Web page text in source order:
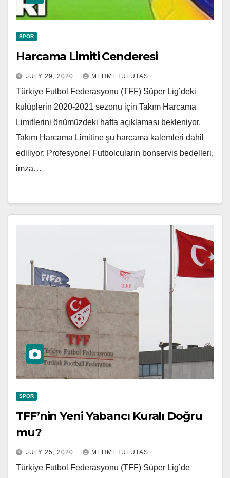
SPOR
Harcama Limiti Cenderesi
JULY 29, 2020 MEHMETULUTAS
Türkiye Futbol Federasyonu (TFF) Süper Lig’deki
kulüplerin 2020-2021 sezonu için Takım Harcama
Limitlerini önümüzdeki hafta açıklaması bekleniyor.
Takım Harcama Limitine şu harcama kalemleri dahil
ediliyor: Profesyonel Futbolcuların bonservis bedelleri,
imza…
SPOR
TFF’nin Yeni Yabancı Kuralı Doğru
mu?
JULY 25, 2020 MEHMETULUTAS
Türkiye Futbol Federasyonu (TFF) Süper Lig’de